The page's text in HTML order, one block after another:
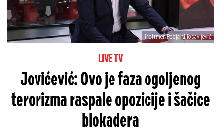
Inofrmer/Pedja Milosavljević
LIVE TV
Jovićević: Ovo je faza ogoljenog
terorizma raspale opozicije i šačice
blokadera